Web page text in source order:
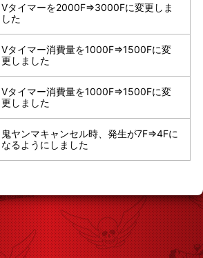
Vタイマーを2000F⇒3000Fに変更しま
した
Vタイマー消費量を1000F⇒1500Fに変
更しました
Vタイマー消費量を1000F⇒1500Fに変
更しました
鬼ヤンマキャンセル時、発生が7F⇒4Fに
なるようにしました